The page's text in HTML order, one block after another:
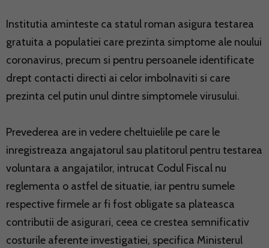
Institutia aminteste ca statul roman asigura testarea
gratuita a populatiei care prezinta simptome ale noului
coronavirus, precum si pentru persoanele identificate
drept contacti directi ai celor imbolnaviti si care
prezinta cel putin unul dintre simptomele virusului.
Prevederea are in vedere cheltuielile pe care le
inregistreaza angajatorul sau platitorul pentru testarea
voluntara a angajatilor, intrucat Codul Fiscal nu
reglementa o astfel de situatie, iar pentru sumele
respective firmele ar fi fost obligate sa plateasca
contributii de asigurari, ceea ce crestea semnificativ
costurile aferente investigatiei, specifica Ministerul